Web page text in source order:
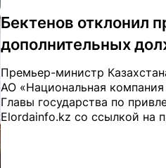
Бектенов отклонил
дополнительных
Премьер-министр
АО «Национальная
Главы государства по
Elordainfo.kz со ссылкой на